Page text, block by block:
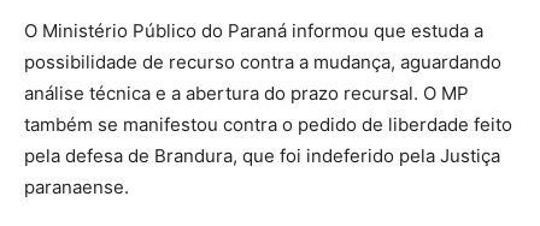
O Ministério Público do Paraná informou que estuda a
possibilidade de recurso contra a mudança, aguardando
análise técnica e a abertura do prazo recursal. O MP
também se manifestou contra o pedido de liberdade feito
pela defesa de Brandura, que foi indeferido pela Justiça
paranaense.